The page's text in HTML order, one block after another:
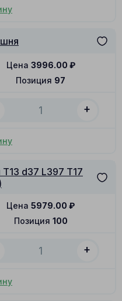
Позиция 97
Цена 3996.00 ₽
+
d37 L397 T17
Позиция 100
Цена 5979.00 ₽
+